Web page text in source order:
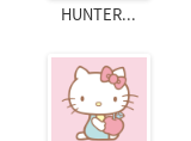
HUNTER...